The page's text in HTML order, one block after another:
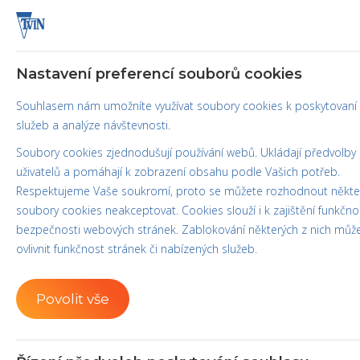
Nastavení preferencí souborů cookies
Souhlasem nám umožníte využívat soubory cookies k poskytovaní
služeb a analýze návštevnosti.
Soubory cookies zjednodušují používání webů. Ukládají předvolby
uživatelů a pomáhají k zobrazení obsahu podle Vašich potřeb.
Respektujeme Vaše soukromí, proto se můžete rozhodnout
soubory cookies neakceptovat. Cookies slouží i k zajištění
bezpečnosti webových stránek. Zablokování některých z nich
ovlivnit funkčnost stránek či nabízených služeb.
Povolit vše
Moulded cones
Special cones